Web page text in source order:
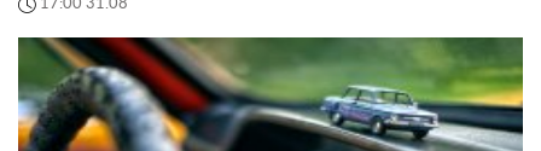
17:00 31.08